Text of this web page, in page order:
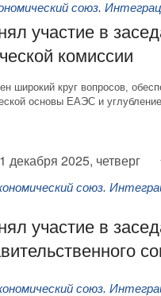
союз.
участие в
комиссии
широкий круг вопросов,
основы ЕАЭС и
декабря 2025, четверг
союз.
участие в
союз.